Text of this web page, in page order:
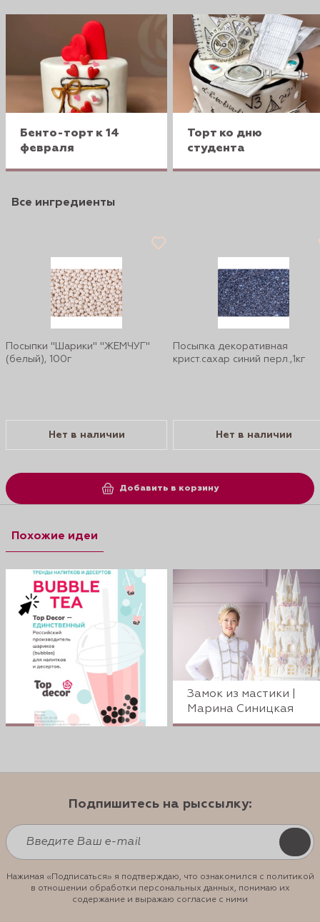
Бенто-торт к 14
февраля
Торт ко дню
студента
Все ингредиенты
Посыпки "Шарики" "ЖЕМЧУГ"
(белый), 100г
Нет в наличии
Посыпка декоративная
крист.сахар синий перл.,1кг
Нет в наличии
Добавить в корзину
Похожие идеи
Замок из мастики |
Марина Синицкая
Подпишитесь на рыссылку:
Нажимая «Подписаться» я подтверждаю, что ознакомился с политикой
в отношении обработки персональных данных, понимаю их
содержание и выражаю согласие с ними